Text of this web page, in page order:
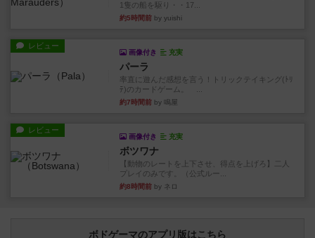
1隻の船を駆り・・17...
約5時間前 by yuishi
レビュー
画像付き 充実
パーラ
率直に遊んだ感想を言う！トリックテイキング(ﾄﾘ
ﾃ)のカードゲーム。 ...
約7時間前 by 鳴屋
レビュー
画像付き 充実
ボツワナ
【動物のレートを上下させ、得点を上げろ】二人
プレイのみです。（公式ルー...
約8時間前 by ネロ
ボドゲーマのアプリ版はこちら